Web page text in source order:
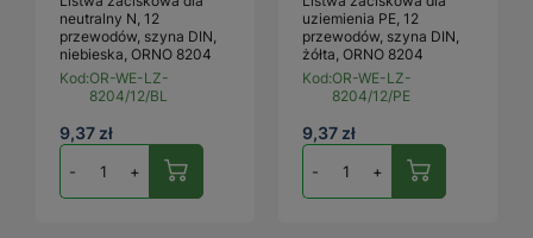
neutralny N, 12
przewodów, szyna DIN,
niebieska, ORNO 8204
Kod:OR-WE-LZ-
8204/12/BL
9,37 zł
- +
uziemienia PE, 12
przewodów, szyna DIN,
żółta, ORNO 8204
Kod:OR-WE-LZ-
8204/12/PE
9,37 zł
- +